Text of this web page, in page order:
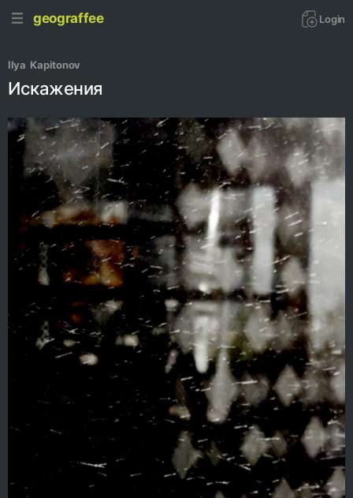
geograffee Login
Ilya  Kapitonov
Искажения